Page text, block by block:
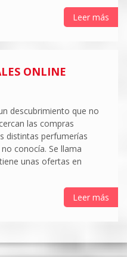
Leer más
ONLINE
descubrimiento que no
las compras
distintas perfumerías
conocía. Se llama
unas ofertas en
Leer más